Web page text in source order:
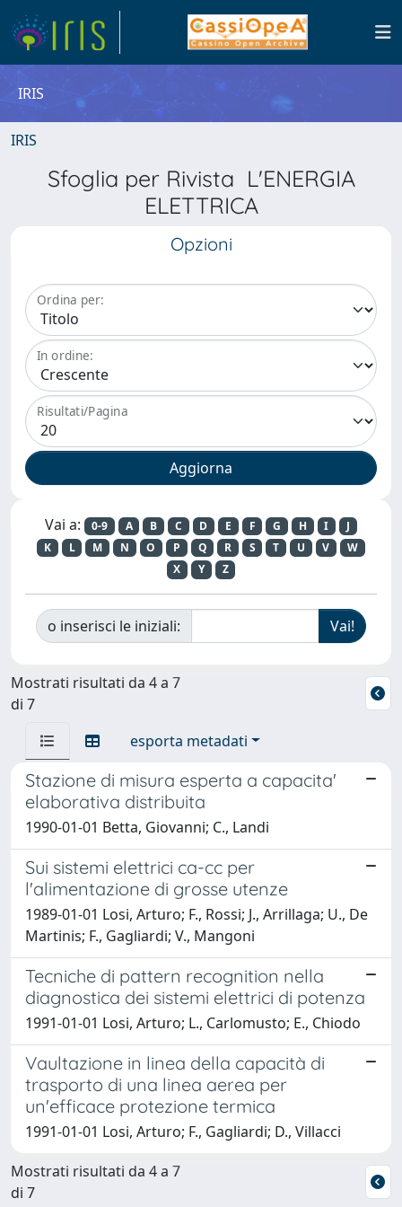
IRIS
IRIS
Sfoglia per Rivista L'ENERGIA
ELETTRICA
Opzioni
Ordina per:
In ordine:
Risultati/Pagina
Vai a: 0-9 A B C D E F G H I
J
K
L M N O P Q R S T U V
W
X
Y Z
o inserisci le iniziali:
Mostrati risultati da 4 a 7
di 7
esporta metadati
Stazione di misura esperta a capacita'
elaborativa distribuita
1990-01-01 Betta, Giovanni; C., Landi
Sui sistemi elettrici ca-cc per
l'alimentazione di grosse utenze
1989-01-01 Losi, Arturo; F., Rossi; J., Arrillaga; U., De
Martinis; F., Gagliardi; V., Mangoni
Tecniche di pattern recognition nella
diagnostica dei sistemi elettrici di potenza
1991-01-01 Losi, Arturo; L., Carlomusto; E., Chiodo
Vaultazione in linea della capacità di
trasporto di una linea aerea per
un'efficace protezione termica
1991-01-01 Losi, Arturo; F., Gagliardi; D., Villacci
Mostrati risultati da 4 a 7
di 7